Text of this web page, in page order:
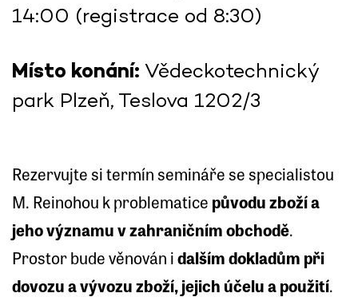
14:00 (registrace od 8:30)
Místo konání: Vědeckotechnický
park Plzeň, Teslova 1202/3
Rezervujte si termín semináře se specialistou
M. Reinohou k problematice původu zboží a
jeho významu v zahraničním obchodě.
Prostor bude věnován i dalším dokladům při
dovozu a vývozu zboží, jejich účelu a použití.